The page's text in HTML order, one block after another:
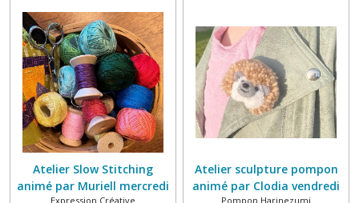
Atelier Slow Stitching
animé par Muriell mercredi
Expression Créative
Atelier sculpture pompon
animé par Clodia vendredi
Pompon Harinezumi